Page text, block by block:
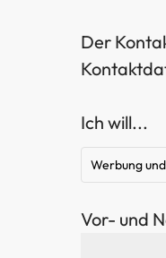
Der
Ich will...
Werbung
Vor- und